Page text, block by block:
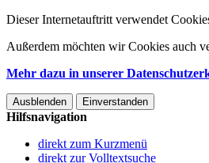
Dieser Internetauftritt verwendet
Außerdem möchten wir Cookies auch
Mehr dazu in unserer
Ausblenden Einverstanden
Hilfsnavigation
direkt zum Kurzmenü
direkt zur Volltextsuche